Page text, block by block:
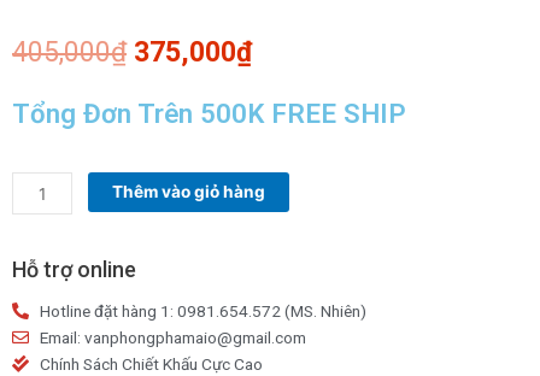
405,000₫ Giá
là:
405,000₫.
375,000₫Giá
tại
là:
Tổng Đơn Trên 500K FREE SHIP
ĐÈN
BÀN
CẬN
số
lượng
Thêm vào giỏ hàng
Hỗ trợ online
Hotline đặt hàng 1: 0981.654.572 (MS. Nhiên)
Email: vanphongphamaio@gmail.com
Chính Sách Chiết Khấu Cực Cao